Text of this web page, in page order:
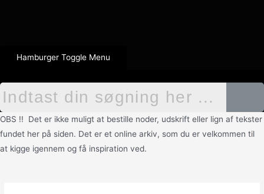
Hamburger Toggle Menu
OBS !! Det er ikke muligt at bestille noder, udskrift eller lign af tekster
fundet her på siden. Det er et online arkiv, som du er velkommen til
at kigge igennem og få inspiration ved.